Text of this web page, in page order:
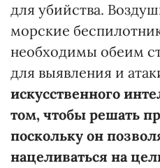
для убийства.
морские
необходимы обеим
для выявления и
искусственного
том, чтобы решать
поскольку он
нацеливаться на